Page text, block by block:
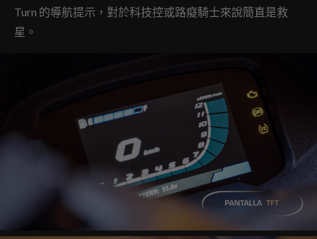
Turn 的導航提示，對於科技控或路癡騎士來說簡直是救
星。